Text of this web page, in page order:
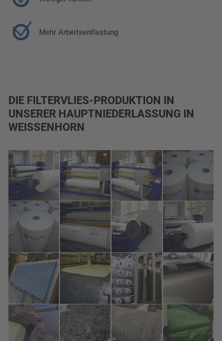
Mehr Arbeitsentlastung
DIE FILTERVLIES-PRODUKTION IN
UNSERER HAUPTNIEDERLASSUNG IN
WEISSENHORN